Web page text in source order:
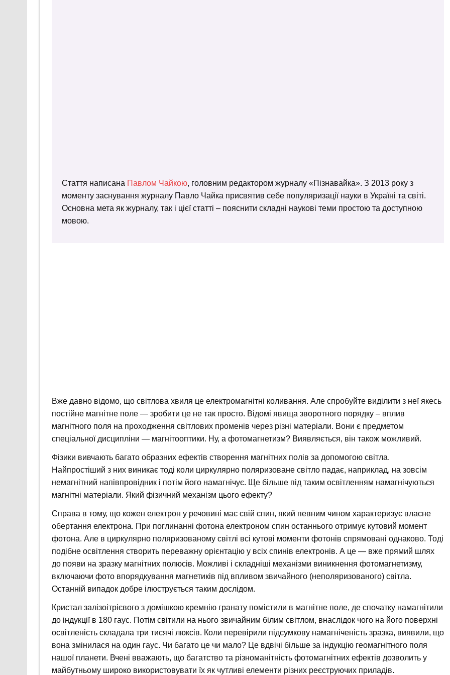
Стаття написана Павлом Чайкою, головним редактором журналу «Пізнавайка». З 2013 року з
моменту заснування журналу Павло Чайка присвятив себе популяризації науки в Україні та світі.
Основна мета як журналу, так і цієї статті – пояснити складні наукові теми простою та доступною
мовою.
Вже давно відомо, що світлова хвиля це електромагнітні коливання. Але спробуйте виділити з неї якесь
постійне магнітне поле — зробити це не так просто. Відомі явища зворотного порядку – вплив
магнітного поля на проходження світлових променів через різні матеріали. Вони є предметом
спеціальної дисципліни — магнітооптики. Ну, а фотомагнетизм? Виявляється, він також можливий.
Фізики вивчають багато образних ефектів створення магнітних полів за допомогою світла.
Найпростіший з них виникає тоді коли циркулярно поляризоване світло падає, наприклад, на зовсім
немагнітний напівпровідник і потім його намагнічує. Ще більше під таким освітленням намагнічуються
магнітні матеріали. Який фізичний механізм цього ефекту?
Справа в тому, що кожен електрон у речовині має свій спин, який певним чином характеризує власне
обертання електрона. При поглинанні фотона електроном спин останнього отримує кутовий момент
фотона. Але в циркулярно поляризованому світлі всі кутові моменти фотонів спрямовані однаково. Тоді
подібне освітлення створить переважну орієнтацію у всіх спинів електронів. А це — вже прямий шлях
до появи на зразку магнітних полюсів. Можливі і складніші механізми виникнення фотомагнетизму,
включаючи фото впорядкування магнетиків під впливом звичайного (неполяризованого) світла.
Останній випадок добре ілюструється таким дослідом.
Кристал залізоітрієвого з домішкою кремнію гранату помістили в магнітне поле, де спочатку намагнітили
до індукції в 180 гаус. Потім світили на нього звичайним білим світлом, внаслідок чого на його поверхні
освітленість складала три тисячі люксів. Коли перевірили підсумкову намагніченість зразка, виявили, що
вона змінилася на один гаус. Чи багато це чи мало? Це вдвічі більше за індукцію геомагнітного поля
нашої планети. Вчені вважають, що багатство та різноманітність фотомагнітних ефектів дозволить у
майбутньому широко використовувати їх як чутливі елементи різних реєструючих приладів.